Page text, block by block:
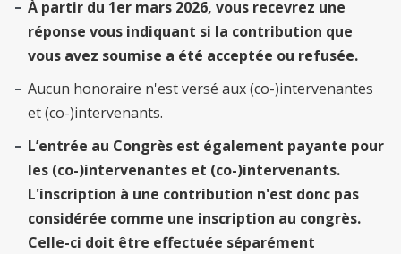
À partir du 1er mars 2026, vous recevrez une
réponse vous indiquant si la contribution que
vous avez soumise a été acceptée ou refusée.
Aucun honoraire n'est versé aux (co-)intervenantes
et (co-)intervenants.
L’entrée au Congrès est également payante pour
les (co-)intervenantes et (co-)intervenants.
L'inscription à une contribution n'est donc pas
considérée comme une inscription au congrès.
Celle-ci doit être effectuée séparément